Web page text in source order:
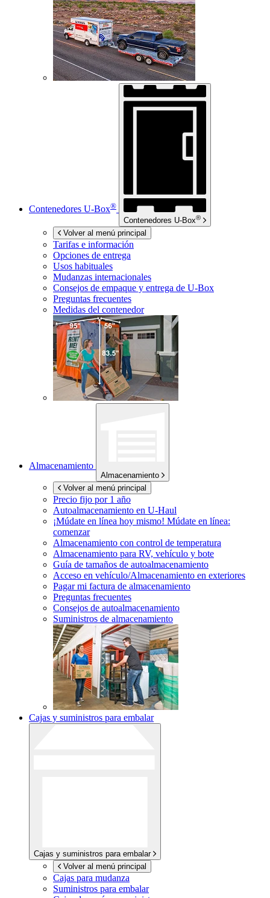
Contenedores U-Box®
Contenedores U-Box®
Volver al menú principal
Tarifas e información
Opciones de entrega
Usos habituales
Mudanzas internacionales
Consejos de empaque y entrega de U-Box
Preguntas frecuentes
Medidas del contenedor
Almacenamiento
Almacenamiento
Volver al menú principal
Precio fijo por 1 año
Autoalmacenamiento en U-Haul
¡Múdate en línea hoy mismo! Múdate en línea:
comenzar
Almacenamiento con control de temperatura
Almacenamiento para RV, vehículo y bote
Guía de tamaños de autoalmacenamiento
Acceso en vehículo/Almacenamiento en exteriores
Pagar mi factura de almacenamiento
Preguntas frecuentes
Consejos de autoalmacenamiento
Suministros de almacenamiento
Cajas y suministros para embalar
Cajas y suministros para embalar
Volver al menú principal
Cajas para mudanza
Suministros para embalar